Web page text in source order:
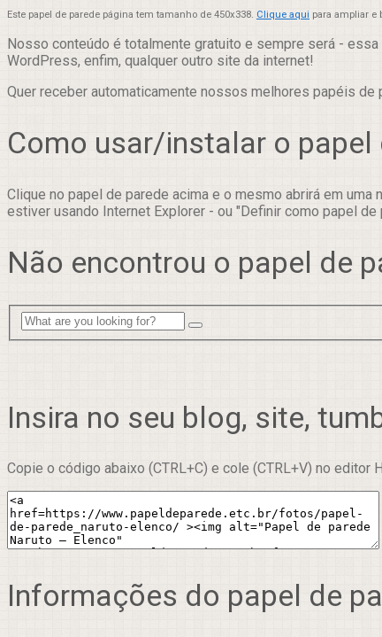
Este papel de parede página tem tamanho de 450x338. Clique aqui para ampliar e
Nosso conteúdo é totalmente gratuito e sempre será -
WordPress, enfim, qualquer outro site da internet!
Quer receber automaticamente nossos melhores papéis de
Como usar/instalar o papel
Clique no papel de parede acima e o mesmo abrirá em
estiver usando Internet Explorer - ou "Definir como papel
Não encontrou o papel de
Insira no seu blog, site,
Copie o código abaixo (CTRL+C) e cole (CTRL+V) no editor
Informações do papel de